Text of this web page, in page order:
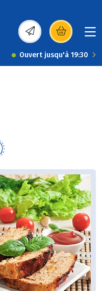
(s’ouvre dans une
Ouvert jusqu'à 19:30